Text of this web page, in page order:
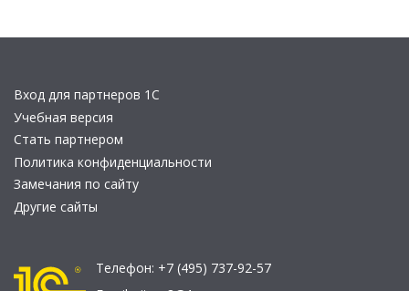
Вход для партнеров 1С
Учебная версия
Стать партнером
Политика конфиденциальности
Замечания по сайту
Другие сайты
Телефон: +7 (495) 737-92-57